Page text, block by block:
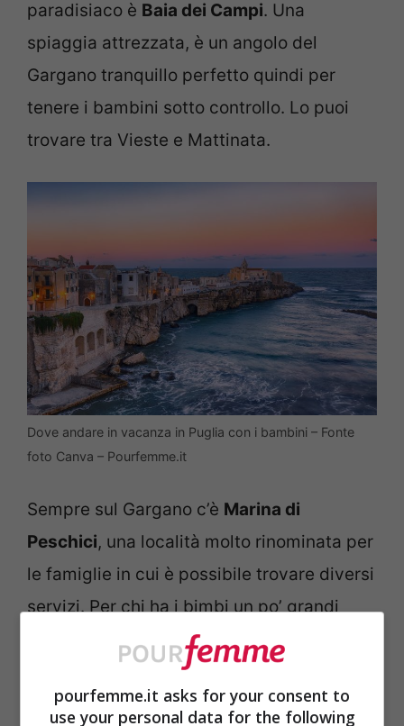
paradisiaco è Baia dei Campi. Una
spiaggia attrezzata, è un angolo del
Gargano tranquillo perfetto quindi per
tenere i bambini sotto controllo. Lo puoi
trovare tra Vieste e Mattinata.
Dove andare in vacanza in Puglia con i bambini – Fonte
foto Canva – Pourfemme.it
Sempre sul Gargano c’è Marina di
Peschici, una località molto rinominata per
le famiglie in cui è possibile trovare diversi
servizi. Per chi ha i bimbi un po’ grandi
potrebbe prendere in considerazione l’idea
di fargli vivere un’avventura come le
escursioni in barca per le Isole Tremiti.
pourfemme.it asks for your consent to
use your personal data for the following